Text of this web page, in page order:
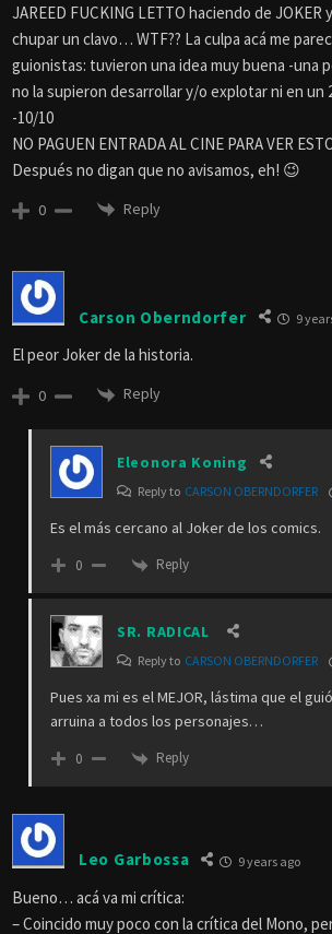
JAREED FUCKING LETTO haciendo de JOKER
chupar un clavo… WTF?? La culpa acá me
guionistas: tuvieron una idea muy buena -una
no la supieron desarrollar y/o explotar ni en un
-10/10
NO PAGUEN ENTRADA AL CINE PARA VER
Después no digan que no avisamos, eh! 😉
0 Reply
Carson Oberndorfer 9
El peor Joker de la historia.
0 Reply
Eleonora Koning
Reply to CARSON OBERNDORFER
Es el más cercano al Joker de los comics.
0 Reply
SR. RADICAL
Reply to CARSON OBERNDORFER
Pues xa mi es el MEJOR, lástima que el
arruina a todos los personajes…
0 Reply
Leo Garbossa 9 years ago
Bueno… acá va mi crítica:
– Coincido muy poco con la crítica del Mono,